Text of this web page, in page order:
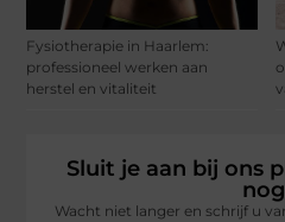
Fysiotherapie in Haarlem:
professioneel werken aan
herstel en vitaliteit
Sluit je aan bij ons
Wacht niet langer en schrijf u